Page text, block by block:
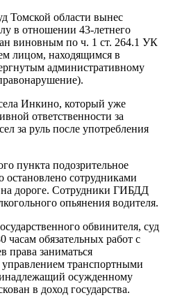
Томской области вынес
в отношении 43-летнего
виновным по ч. 1 ст. 264.1 УК
лицом, находящимся в
административному
Инкино, который уже
ответственности за
за руль после употребления
пункта подозрительное
остановлено сотрудниками
дороге. Сотрудники ГИБДД
опьянения водителя.
обвинителя, суд
часам обязательных работ с
права заниматься
управлением транспортными
осужденному
в доход государства.